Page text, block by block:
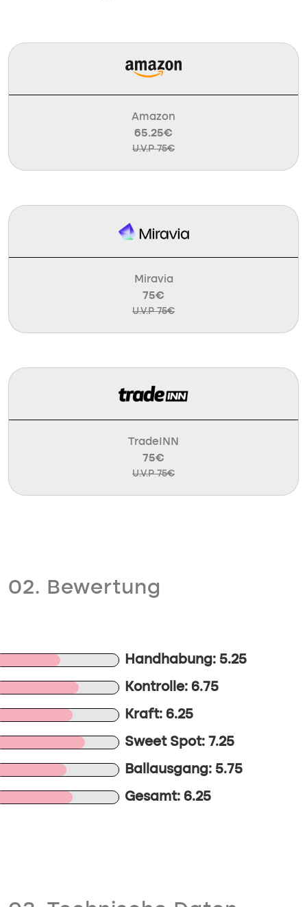
Amazon
65.25€
U.V.P 75€
Miravia
75€
U.V.P 75€
TradeINN
75€
U.V.P 75€
02. Bewertung
Handhabung: 5.25
Kontrolle: 6.75
Kraft: 6.25
Sweet Spot: 7.25
Ballausgang: 5.75
Gesamt: 6.25